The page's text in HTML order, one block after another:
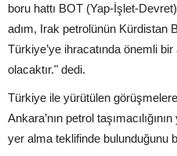
boru hattı BOT (Yap-İşlet-
adım, Irak petrolünün Kürdistan
Türkiye’ye ihracatında önemli
olacaktır." dedi.
Türkiye ile yürütülen
Ankara’nın petrol
yer alma teklifinde bulunduğunu